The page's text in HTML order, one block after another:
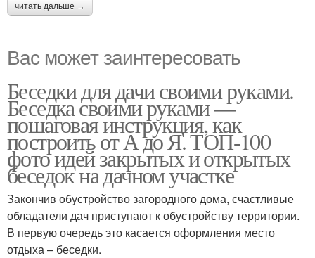
читать дальше →
Вас может заинтересовать
Беседки для дачи своими руками.
Беседка своими руками —
пошаговая инструкция, как
построить от А до Я. ТОП-100
фото идей закрытых и открытых
беседок на дачном участке
Закончив обустройство загородного дома, счастливые
обладатели дач приступают к обустройству территории.
В первую очередь это касается оформления место
отдыха – беседки.